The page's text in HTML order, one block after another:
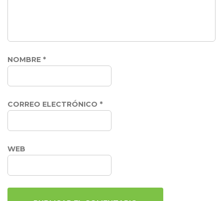
NOMBRE *
CORREO ELECTRÓNICO *
WEB